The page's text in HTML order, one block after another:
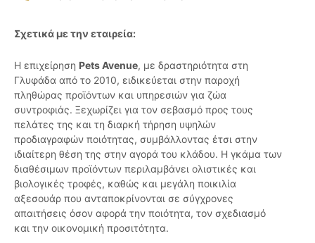
Σχετικά με την εταιρεία:
Η επιχείρηση Pets Avenue, με δραστηριότητα στη
Γλυφάδα από το 2010, ειδικεύεται στην παροχή
πληθώρας προϊόντων και υπηρεσιών για ζώα
συντροφιάς. Ξεχωρίζει για τον σεβασμό προς τους
πελάτες της και τη διαρκή τήρηση υψηλών
προδιαγραφών ποιότητας, συμβάλλοντας έτσι στην
ιδιαίτερη θέση της στην αγορά του κλάδου. Η γκάμα των
διαθέσιμων προϊόντων περιλαμβάνει ολιστικές και
βιολογικές τροφές, καθώς και μεγάλη ποικιλία
αξεσουάρ που ανταποκρίνονται σε σύγχρονες
απαιτήσεις όσον αφορά την ποιότητα, τον σχεδιασμό
και την οικονομική προσιτότητα.